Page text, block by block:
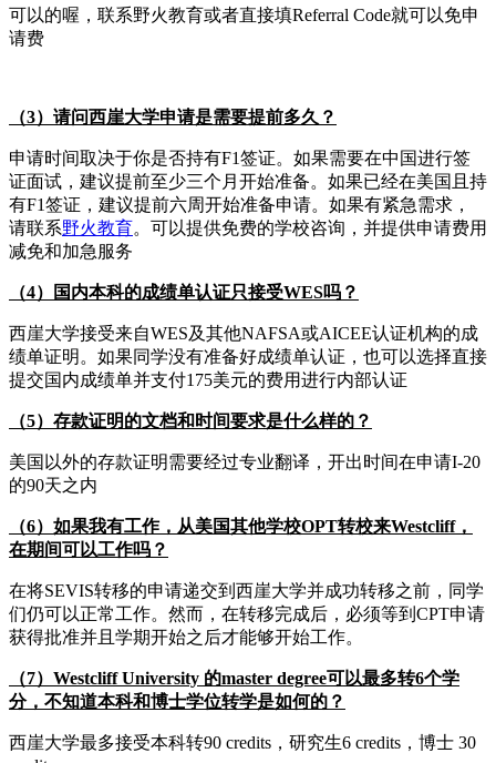
可以的喔，联系野火教育或者直接填Referral Code就可以免申
请费
（3）请问西崖大学申请是需要提前多久？
申请时间取决于你是否持有F1签证。如果需要在中国进行签
证面试，建议提前至少三个月开始准备。如果已经在美国且持
有F1签证，建议提前六周开始准备申请。如果有紧急需求，
请联系野火教育。可以提供免费的学校咨询，并提供申请费用
减免和加急服务
（4）国内本科的成绩单认证只接受WES吗？
西崖大学接受来自WES及其他NAFSA或AICEE认证机构的成
绩单证明。如果同学没有准备好成绩单认证，也可以选择直接
提交国内成绩单并支付175美元的费用进行内部认证
（5）存款证明的文档和时间要求是什么样的？
美国以外的存款证明需要经过专业翻译，开出时间在申请I-20
的90天之内
（6）如果我有工作，从美国其他学校OPT转校来Westcliff，
在期间可以工作吗？
在将SEVIS转移的申请递交到西崖大学并成功转移之前，同学
们仍可以正常工作。然而，在转移完成后，必须等到CPT申请
获得批准并且学期开始之后才能够开始工作。
（7）Westcliff University 的master degree可以最多转6个学
分，不知道本科和博士学位转学是如何的？
西崖大学最多接受本科转90 credits，研究生6 credits，博士 30